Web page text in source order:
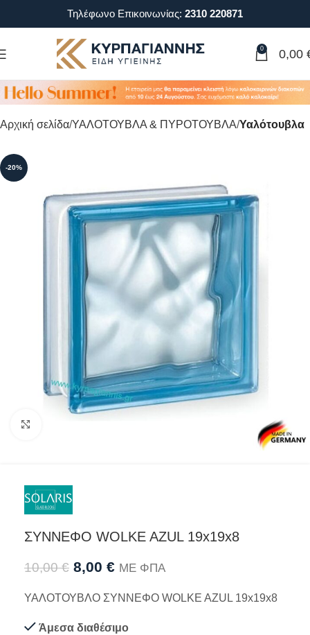
Τηλέφωνο Επικοινωνίας: 2310 220871
0 0,00
Αρχική σελίδα ΥΑΛΟΤΟΥΒΛΑ & ΠΥΡΟΤΟΥΒΛΑ Υαλότουβλα
-20%
ΣΥΝΝΕΦΟ WOLKE AZUL 19x19x8
10,00€ 8,00 € ΜΕ ΦΠΑ
ΥΑΛΟΤΟΥΒΛΟ ΣΥΝΝΕΦΟ WOLKE AZUL 19x19x8
Άμεσα διαθέσιμο